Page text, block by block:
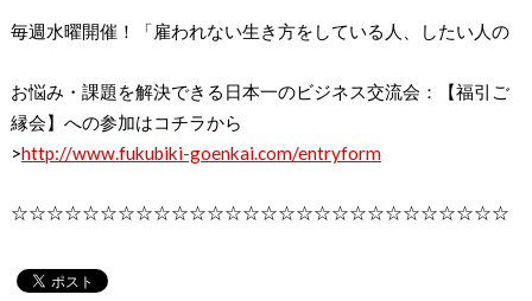
毎週水曜開催！「雇われない生き方をしている人、したい人の
お悩み・課題を解決できる日本一のビジネス交流会：【福引ご
縁会】への参加はコチラから
>http://www.fukubiki-goenkai.com/entryform
☆☆☆☆☆☆☆☆☆☆☆☆☆☆☆☆☆☆☆☆☆☆☆☆☆☆☆☆